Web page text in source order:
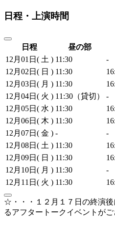
日程・上演時間
日程 昼の部
12月01日( 土 ) 11:30
-
12月02日( 日 ) 11:30
12月03日( 月 ) 11:30
12月04日( 火 ) 11:30（貸切）
-
12月05日( 水 ) 11:30
12月06日( 木 ) 11:30
12月07日( 金 ) -
-
12月08日( 土 ) 11:30
12月09日( 日 ) 11:30
12月10日( 月 ) 11:30
-
12月11日( 火 ) 11:30
12月12日( 水 )
12月13日( 木 ) 11:30
-
12月14日( 金 )
☆・・・１２月１７日の終演
るアフタートークイベントがご